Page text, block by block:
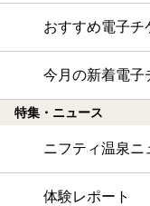
おすすめ電子チ
今月の新着電子
特集・ニュース
ニフティ温泉ニ
体験レポート